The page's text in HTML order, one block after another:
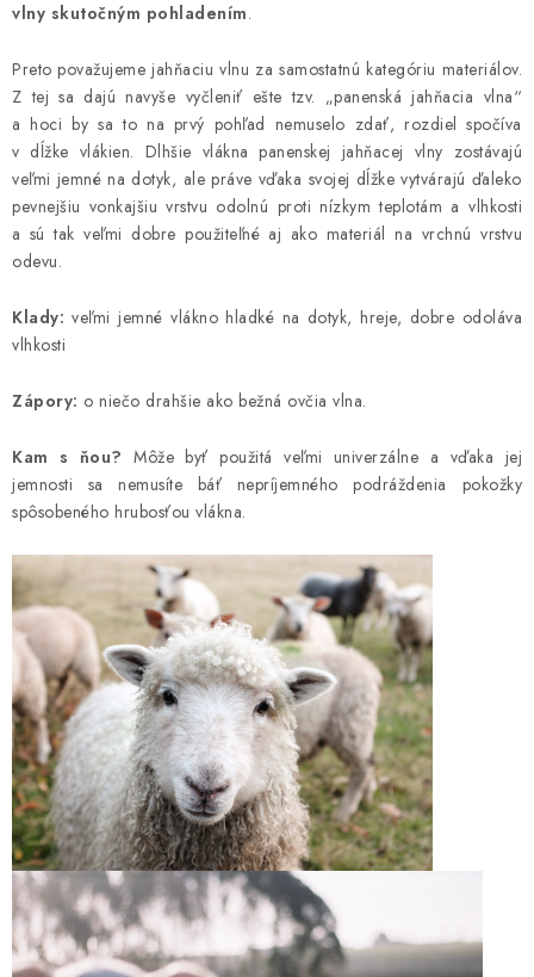
vlny skutočným pohladením.
Preto považujeme jahňaciu vlnu za samostatnú kategóriu materiálov.
Z tej sa dajú navyše vyčleniť ešte tzv. „panenská jahňacia vlna“
a hoci by sa to na prvý pohľad nemuselo zdať, rozdiel spočíva
v dĺžke vlákien. Dlhšie vlákna panenskej jahňacej vlny zostávajú
veľmi jemné na dotyk, ale práve vďaka svojej dĺžke vytvárajú ďaleko
pevnejšiu vonkajšiu vrstvu odolnú proti nízkym teplotám a vlhkosti
a sú tak veľmi dobre použiteľné aj ako materiál na vrchnú vrstvu
odevu.
Klady: veľmi jemné vlákno hladké na dotyk, hreje, dobre odoláva
vlhkosti
Zápory: o niečo drahšie ako bežná ovčia vlna.
Kam s ňou? Môže byť použitá veľmi univerzálne a vďaka jej
jemnosti sa nemusíte báť nepríjemného podráždenia pokožky
spôsobeného hrubosťou vlákna.